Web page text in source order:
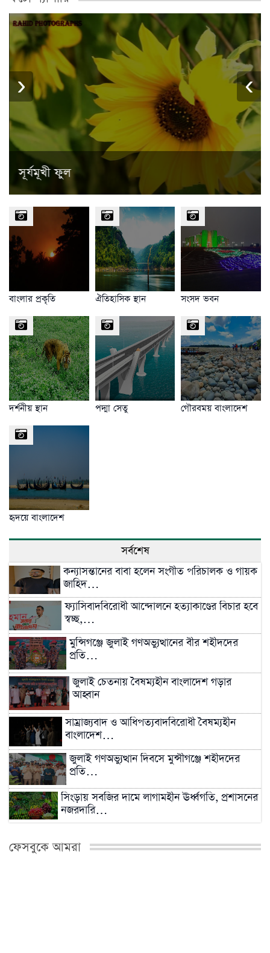
সূর্যমূখী ফুল
‹
›
বাংলার প্রকৃতি ঐতিহাসিক স্থান সংসদ ভবন
দর্শনীয় স্থান পদ্মা সেতু গৌরবময় বাংলাদেশ
হৃদয়ে বাংলাদেশ
সর্বশেষ
কন্যাসন্তানের বাবা হলেন সংগীত পরিচালক ও গায়ক
জাহিদ…
ফ্যাসিবাদবিরোধী আন্দোলনে হত্যাকাণ্ডের বিচার হবে
স্বচ্ছ,…
মুন্সিগঞ্জে জুলাই গণঅভ্যুত্থানের বীর শহীদদের
প্রতি…
জুলাই চেতনায় বৈষম্যহীন বাংলাদেশ গড়ার
আহ্বান
সাম্রাজ্যবাদ ও আধিপত্যবাদবিরোধী বৈষম্যহীন
বাংলাদেশ…
জুলাই গণঅভ্যুত্থান দিবসে মুন্সীগঞ্জে শহীদদের
প্রতি…
সিংড়ায় সবজির দামে লাগামহীন ঊর্ধ্বগতি, প্রশাসনের
নজরদারি…
প্রক্রিয়া…
ফেসবুকে আমরা